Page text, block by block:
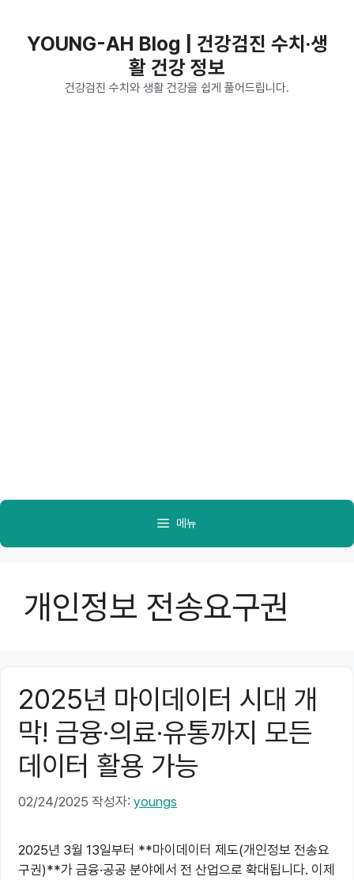
YOUNG-AH Blog | 건강검진 수치·생
활 건강 정보
건강검진 수치와 생활 건강을 쉽게 풀어드립니다.
메뉴
개인정보 전송요구권
2025년 마이데이터 시대 개
막! 금융·의료·유통까지 모든
데이터 활용 가능
02/24/2025 작성자: youngs
2025년 3월 13일부터 **마이데이터 제도(개인정보 전송요
구권)**가 금융·공공 분야에서 전 산업으로 확대됩니다. 이제